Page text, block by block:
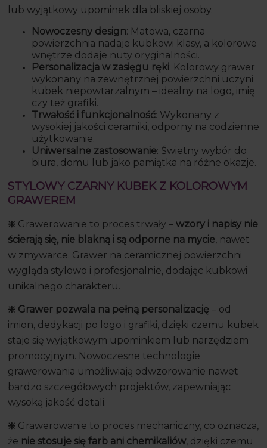
lub wyjątkowy upominek dla bliskiej osoby.
Nowoczesny design: Matowa, czarna
powierzchnia nadaje kubkowi klasy, a kolorowe
wnętrze dodaje nuty oryginalności.
Personalizacja w zasięgu ręki: Kolorowy grawer
wykonany na zewnętrznej powierzchni uczyni
kubek niepowtarzalnym – idealny na logo, imię
czy też grafiki.
Trwałość i funkcjonalność: Wykonany z
wysokiej jakości ceramiki, odporny na codzienne
użytkowanie.
Uniwersalne zastosowanie: Świetny wybór do
biura, domu lub jako pamiątka na różne okazje.
STYLOWY CZARNY KUBEK Z KOLOROWYM
GRAWEREM
❇️ Grawerowanie to proces trwały – wzory i napisy nie
ścierają się, nie blakną i są odporne na mycie, nawet
w zmywarce. Grawer na ceramicznej powierzchni
wygląda stylowo i profesjonalnie, dodając kubkowi
unikalnego charakteru.
❇️ Grawer pozwala na pełną personalizację – od
imion, dedykacji po logo i grafiki, dzięki czemu kubek
staje się wyjątkowym upominkiem lub narzędziem
promocyjnym. Nowoczesne technologie
grawerowania umożliwiają odwzorowanie nawet
bardzo szczegółowych projektów, zapewniając
wysoką jakość detali.
❇️ Grawerowanie to proces mechaniczny, co oznacza,
że nie stosuje się farb ani chemikaliów, dzięki czemu